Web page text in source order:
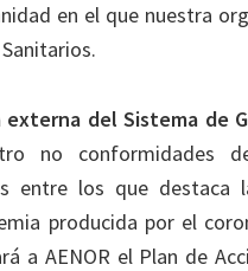
en el que nuestra
externa del Sistema de
no conformidades
entre los que destaca
producida por el
a AENOR el Plan de